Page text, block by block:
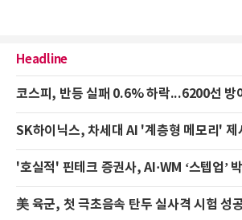
Headline
코스피, 반등 실패 0.6% 하락...6200선 방
SK하이닉스, 차세대 AI '계층형 메모리' 제
'호실적' 핀테크 증권사, AI·WM ‘스텝업’
美 육군, 첫 극초음속 탄두 실사격 시험 성